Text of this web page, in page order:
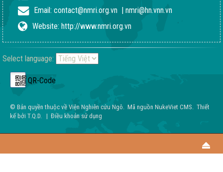
Email: contact@nmri.org.vn | nmri@hn.vnn.vn
Website: http://www.nmri.org.vn
Select language:
QR-Code
© Bản quyền thuộc về Viện Nghiên cứu Ngô. Mã nguồn NukeViet CMS. Thiết
kế bởi T.Q.D. | Điều khoản sử dụng